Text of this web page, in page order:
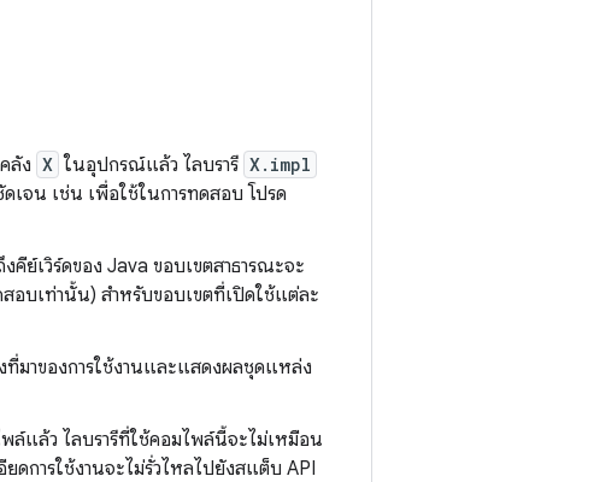
ลัง X ในอุปกรณ์แล้ว ไลบรารี X.impl
เจน เช่น เพื่อใช้ในการทดสอบ โปรด
คีย์เวิร์ดของ Java ขอบเขตสาธารณะจะ
อบเท่านั้น) สำหรับขอบเขตที่เปิดใช้แต่ละ
มาของการใช้งานและแสดงผลชุดแหล่ง
ล์แล้ว ไลบรารีที่ใช้คอมไพล์นี้จะไม่เหมือน
ยดการใช้งานจะไม่รั่วไหลไปยังสแต็บ API